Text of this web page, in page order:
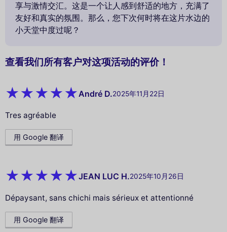
查看我们所有客户对这项活动的评价！
André D.2025年11月22日
Tres agréable
用 Google 翻译
JEAN LUC H.2025年10月26日
Dépaysant, sans chichi mais sérieux et attentionné
用 Google 翻译
享与激情交汇。这是一个让人感到舒适的地方，充满了
友好和真实的氛围。那么，您下次何时将在这片水边的
小天堂中度过呢？